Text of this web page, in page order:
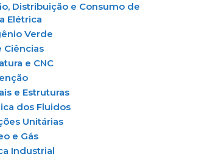
Distribuição e Consumo de
Elétrica
Verde
Ciências
e CNC
e Estruturas
dos Fluidos
Unitárias
e Gás
Industrial